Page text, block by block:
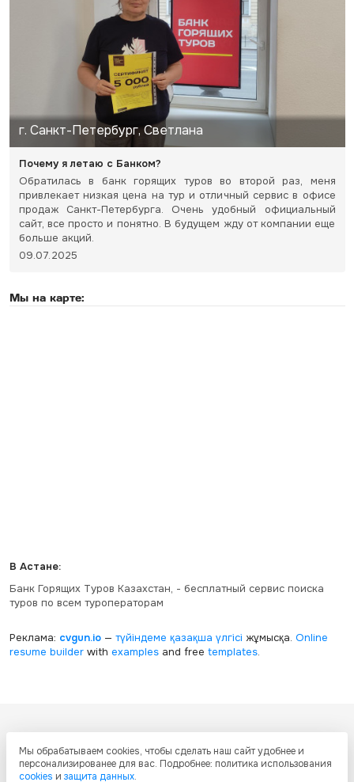
г. Санкт-Петербург, Светлана
Почему я летаю с Банком?
Обратилась в банк горящих туров во второй раз, меня
привлекает низкая цена на тур и отличный сервис в офисе
продаж Санкт-Петербурга. Очень удобный официальный
сайт, все просто и понятно. В будущем жду от компании еще
больше акций.
09.07.2025
Мы на карте:
В Астане:
Банк Горящих Туров Казахстан, - бесплатный сервис поиска
туров по всем туроператорам
Реклама: cvgun.io— түйіндеме қазақша үлгісі жұмысқа. Online
resume builderwith examplesand free templates.
графическое содержание, структуру и оформление страниц защищены
международными соглашениями и законодательством Республики
Мы обрабатываем cookies, чтобы сделать наш сайт удобнее и
персонализированее для вас. Подробнее: политика использования
cookies и защита данных.